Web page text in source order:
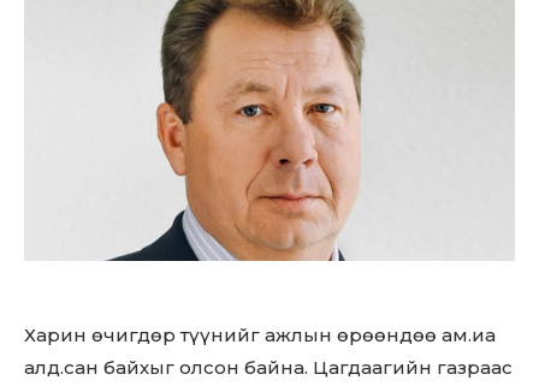
Харин өчигдөр түүнийг ажлын өрөөндөө ам.иа
алд.сан байхыг олсон байна. Цагдаагийн газраас